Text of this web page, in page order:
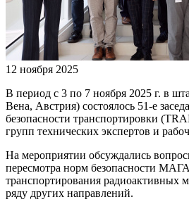
12 ноября 2025
В период с 3 по 7 ноября 2025 г. в
Вена, Австрия) состоялось 51-е
безопасности транспортировки
групп технических экспертов и
На мероприятии обсуждались
пересмотра норм безопасности
транспортирования радиоактивных
ряду других направлений.